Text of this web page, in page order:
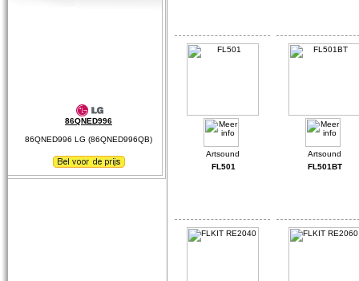
86QNED996
86QNED996 LG (86QNED996QB)
FL501 FL501BT